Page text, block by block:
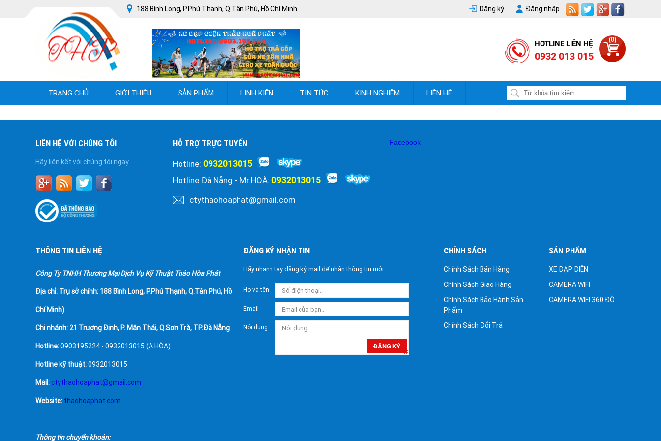
188 Bình Long, P.Phú Thạnh, Q.Tân Phú, Hồ Chí Minh Đăng ký Đăng nhập
HOTLINE LIÊN HỆ
0932 013 015
(0)
TRANG CHỦ GIỚI THIỆU SẢN PHẨM LINH KIỆN TIN TỨC KINH NGHIỆM LIÊN HỆ
LIÊN HỆ VỚI CHÚNG TÔI
Hãy liên kết với chúng tôi ngay
HỖ TRỢ TRỰC TUYẾN
Hotline: 0932013015
Hotline Đà Nẵng - Mr.HOÀ: 0932013015
ctythaohoaphat@gmail.com
Facebook
THÔNG TIN LIÊN HỆ
Công Ty TNHH Thương Mại Dịch Vụ Kỹ Thuật Thảo Hòa Phát
Địa chỉ: Trụ sở chính: 188 Bình Long, P.Phú Thạnh, Q.Tân Phú, Hồ
Chí Minh)
Chi nhánh: 21 Trương Định, P. Mân Thái, Q.Sơn Trà, TP.Đà Nẵng
Hotline:0903195224 - 0932013015 (A.HÒA)
Hotline kỹ thuật:0932013015
Mail: ctythaohoaphat@gmail.com
Website: thaohoaphat.com
Thông tin chuyển khoản:
ĐĂNG KÝ NHẬN TIN
Hãy nhanh tay đăng ký mail để nhận thông tin mới
Họ và tên
Email
Nội dung
ĐĂNG KÝ
CHÍNH SÁCH
Chính Sách Bán Hàng
Chính Sách Giao Hàng
Chính Sách Bảo Hành Sản
Phẩm
Chính Sách Đổi Trả
SẢN PHẨM
XE ĐẠP ĐIỆN
CAMERA WIFI
CAMERA WIFI 360 ĐỘ